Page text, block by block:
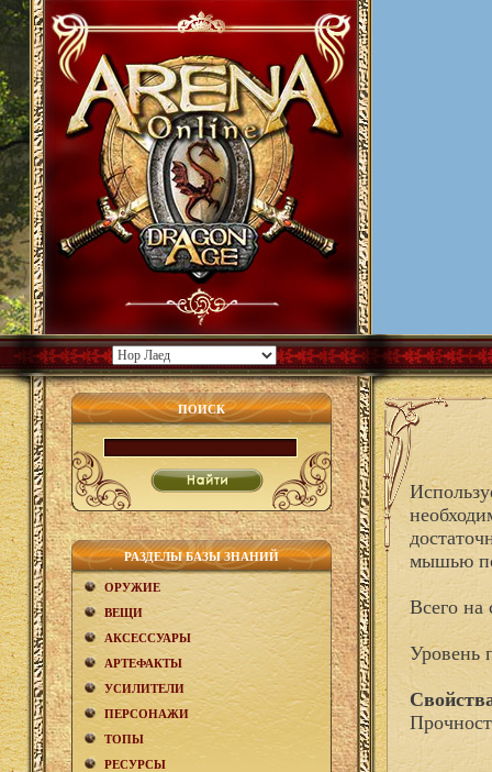
ПОИСК
РАЗДЕЛЫ БАЗЫ ЗНАНИЙ
ОРУЖИЕ
ВЕЩИ
АКCЕСCУАРЫ
АРТЕФАКТЫ
УСИЛИТЕЛИ
ПЕРСОНАЖИ
ТОПЫ
РЕСУРСЫ
мышью
Всего на
Уровень